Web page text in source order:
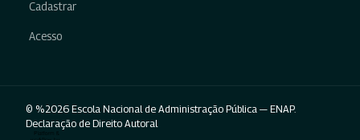
Cadastrar
Acesso
© %2026 Escola Nacional de Administração Pública — ENAP.
Declaração de Direito Autoral